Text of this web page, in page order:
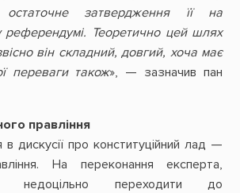
остаточне затвердження її на
референдумі. Теоретично цей шлях
він складний, довгий, хоча має
переваги також», — зазначив пан
правління
дискусії про конституційний лад —
На переконання експерта,
недоцільно переходити до